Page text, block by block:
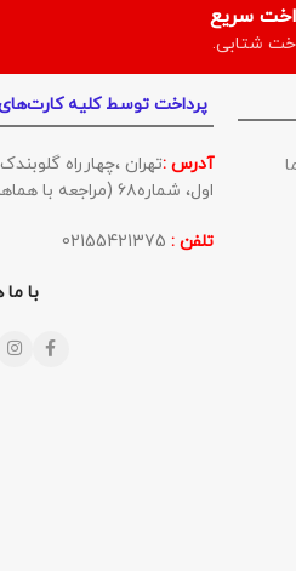
سریع
شتابی.
پرداخت توسط کلیه
آدرس :
اول، شماره۶۸ (مراجعه با هماهنگی)
تلفن :
با